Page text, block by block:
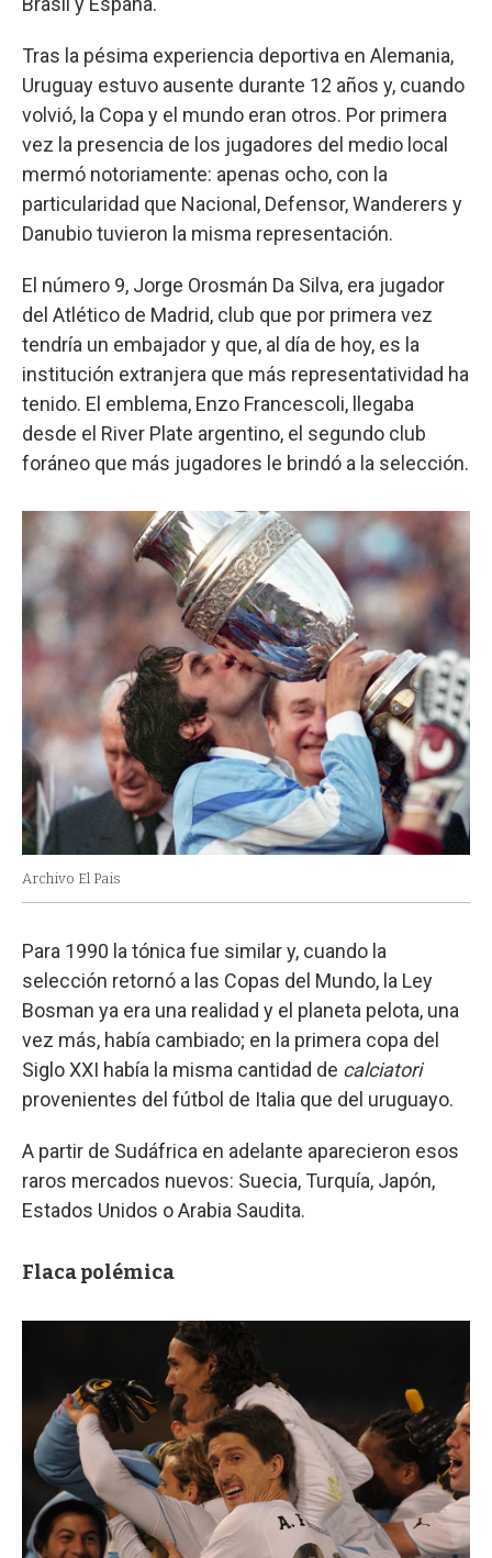
Tras la pésima experiencia deportiva en Alemania,
Uruguay estuvo ausente durante 12 años y, cuando
volvió, la Copa y el mundo eran otros. Por primera
vez la presencia de los jugadores del medio local
mermó notoriamente: apenas ocho, con la
particularidad que Nacional, Defensor, Wanderers y
Danubio tuvieron la misma representación.
El número 9, Jorge Orosmán Da Silva, era jugador
del Atlético de Madrid, club que por primera vez
tendría un embajador y que, al día de hoy, es la
institución extranjera que más representatividad ha
tenido. El emblema, Enzo Francescoli, llegaba
desde el River Plate argentino, el segundo club
foráneo que más jugadores le brindó a la selección.
Archivo El Pais
Para 1990 la tónica fue similar y, cuando la
selección retornó a las Copas del Mundo, la Ley
Bosman ya era una realidad y el planeta pelota, una
vez más, había cambiado; en la primera copa del
Siglo XXI había la misma cantidad de calciatori
provenientes del fútbol de Italia que del uruguayo.
A partir de Sudáfrica en adelante aparecieron esos
raros mercados nuevos: Suecia, Turquía, Japón,
Estados Unidos o Arabia Saudita.
Flaca polémica